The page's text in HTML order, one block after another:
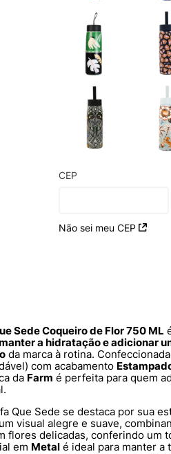
CEP
Não sei meu CEP
Sede Coqueiro de Flor 750 ML
a hidratação e adicionar
da marca à rotina.
com acabamento
da Farm é perfeita para quem
Que Sede se destaca por sua
visual alegre e suave,
flores delicadas, conferindo um
em Metal é ideal para manter a